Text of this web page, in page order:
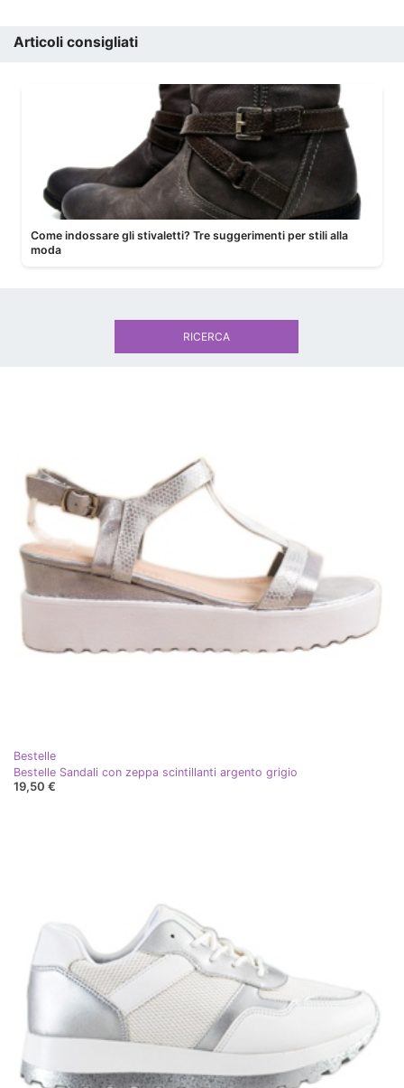
Articoli consigliati
Come indossare gli stivaletti? Tre suggerimenti per stili alla
moda
Bestelle
Bestelle Sandali con zeppa scintillanti argento grigio
19,50 €
RICERCA